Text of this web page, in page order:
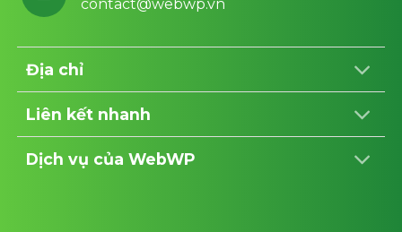
contact@webwp.vn
Địa chỉ
Liên kết nhanh
Dịch vụ của WebWP